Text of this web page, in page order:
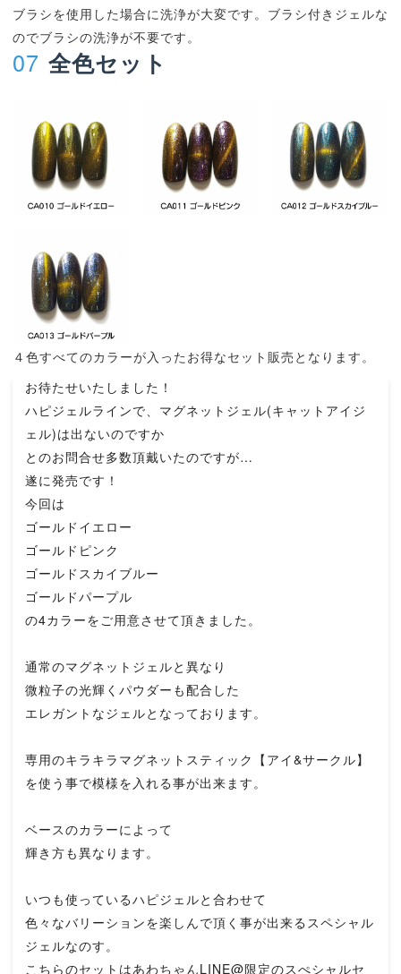
ブラシを使用した場合に洗浄が大変です。ブラシ付きジェルな
のでブラシの洗浄が不要です。
07 全色セット
４色すべてのカラーが入ったお得なセット販売となります。
お待たせいたしました！
ハピジェルラインで、マグネットジェル(キャットアイジ
ェル)は出ないのですか
とのお問合せ多数頂戴いたのですが…
遂に発売です！
今回は
ゴールドイエロー
ゴールドピンク
ゴールドスカイブルー
ゴールドパープル
の4カラーをご用意させて頂きました。
通常のマグネットジェルと異なり
微粒子の光輝くパウダーも配合した
エレガントなジェルとなっております。
専用のキラキラマグネットスティック【アイ&サークル】
を使う事で模様を入れる事が出来ます。
ベースのカラーによって
輝き方も異なります。
いつも使っているハピジェルと合わせて
色々なバリーションを楽しんで頂く事が出来るスペシャル
ジェルなのす。
こちらのセットはあわちゃんLINE@限定のスぺシャルセ